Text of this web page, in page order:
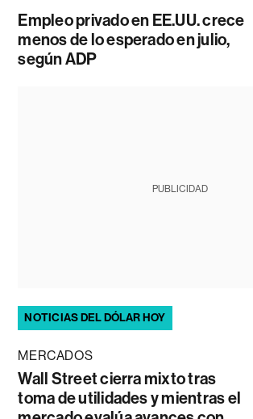
Empleo privado en EE.UU. crece
menos de lo esperado en julio,
según ADP
PUBLICIDAD
NOTICIAS DEL DÓLAR HOY
MERCADOS
Wall Street cierra mixto tras
toma de utilidades y mientras el